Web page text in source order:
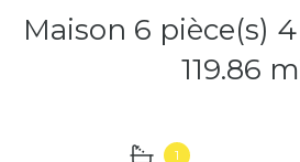
Maison 6 pièce(s) 4 chambre(s)
1